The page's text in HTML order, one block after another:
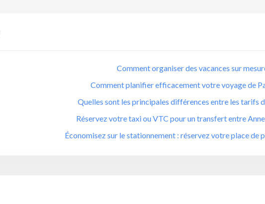
Comment organiser des vacances sur
Comment planifier efficacement votre voyage de
Quelles sont les principales différences entre les tarifs
Réservez votre taxi ou VTC pour un transfert entre
Économisez sur le stationnement : réservez votre place de